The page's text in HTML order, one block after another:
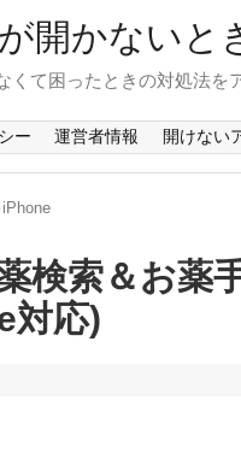
開かないと
くて困ったときの対処法を
ー 運営者情報 開けない
iPhone
検索＆お薬
対応)